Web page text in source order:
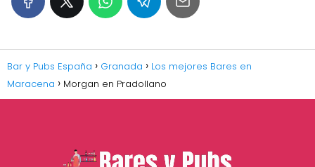
Bar y Pubs España Granada
Los mejores Bares en
Maracena
Morgan en Pradollano